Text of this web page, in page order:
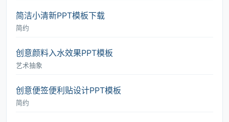
简洁小清新PPT模板下载
简约
创意颜料入水效果PPT模板
艺术抽象
创意便签便利贴设计PPT模板
简约